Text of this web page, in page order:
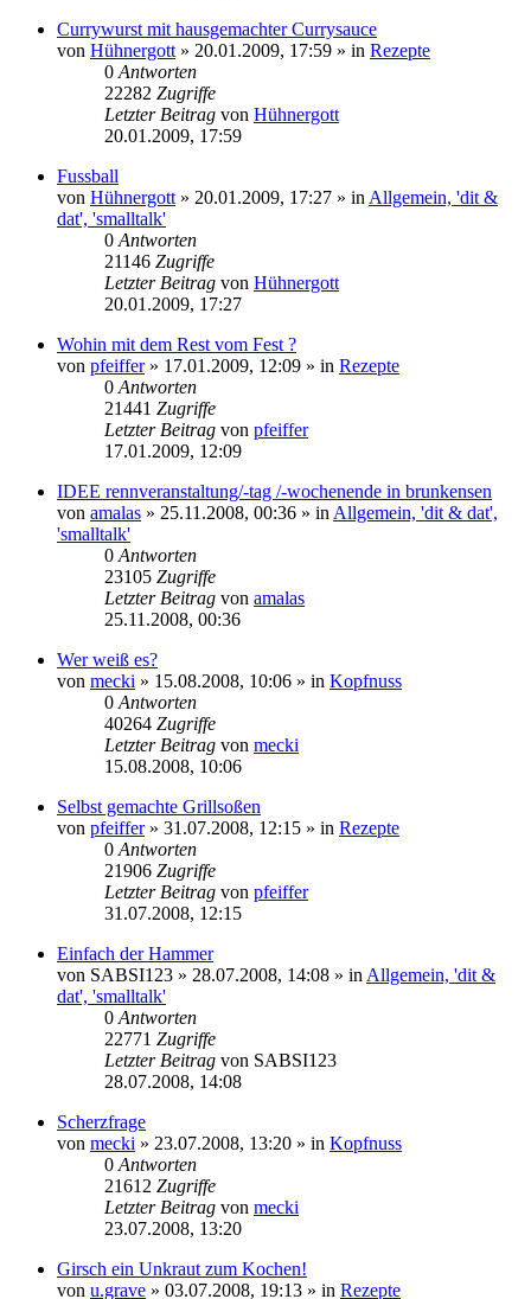
Currywurst mit hausgemachter Currysauce
von Hühnergott » 20.01.2009, 17:59 » in Rezepte
0 Antworten
22282 Zugriffe
Letzter Beitrag von Hühnergott
20.01.2009, 17:59
Fussball
von Hühnergott » 20.01.2009, 17:27 » in Allgemein, 'dit &
dat', 'smalltalk'
0 Antworten
21146 Zugriffe
Letzter Beitrag von Hühnergott
20.01.2009, 17:27
Wohin mit dem Rest vom Fest ?
von pfeiffer» 17.01.2009, 12:09 » in Rezepte
0 Antworten
21441 Zugriffe
Letzter Beitrag von pfeiffer
17.01.2009, 12:09
IDEE rennveranstaltung/-tag /-wochenende in brunkensen
von amalas » 25.11.2008, 00:36 » in Allgemein, 'dit & dat',
'smalltalk'
0 Antworten
23105 Zugriffe
Letzter Beitrag von amalas
25.11.2008, 00:36
Wer weiß es?
von mecki » 15.08.2008, 10:06 » in Kopfnuss
0 Antworten
40264 Zugriffe
Letzter Beitrag von mecki
15.08.2008, 10:06
Selbst gemachte Grillsoßen
von pfeiffer» 31.07.2008, 12:15 » in Rezepte
0 Antworten
21906 Zugriffe
Letzter Beitrag von pfeiffer
31.07.2008, 12:15
Einfach der Hammer
von SABSI123 » 28.07.2008, 14:08 » in Allgemein, 'dit &
dat', 'smalltalk'
0 Antworten
22771 Zugriffe
Letzter Beitrag von SABSI123
28.07.2008, 14:08
Scherzfrage
von mecki » 23.07.2008, 13:20 » in Kopfnuss
0 Antworten
21612 Zugriffe
Letzter Beitrag von mecki
23.07.2008, 13:20
Girsch ein Unkraut zum Kochen!
von u.grave » 03.07.2008, 19:13 » in Rezepte